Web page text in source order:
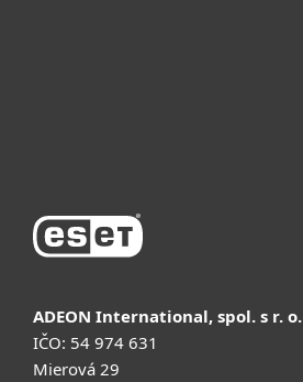
ADEON International, spol. s r. o.
IČO: 54 974 631
Mierová 29